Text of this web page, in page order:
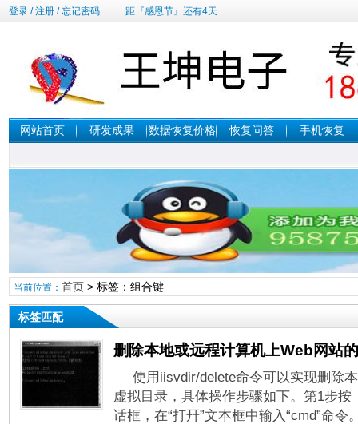
登录/注册/忘记密码 距『感恩节』还有4天
网站首页 研发成果 数据恢复价格 恢复问答 手机恢复
当前位置： 首页> 标签：组合键
标签匹配
删除本地或远程计算机上Web网站
使用iisvdir/delete命令可以实现删除
虚拟目录，具体操作步骤如下。第1步按
话框，在“打幵”文本框中输入“cmd”命令